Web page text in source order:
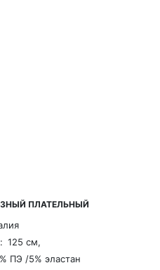
ПЛАТЕЛЬНЫЙ
см,
/5% эластан